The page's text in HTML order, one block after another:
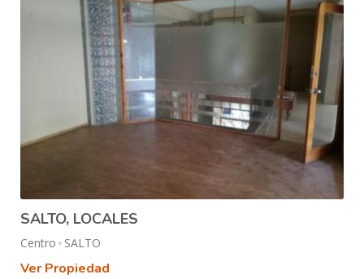
SALTO, LOCALES
Centro SALTO
Ver Propiedad